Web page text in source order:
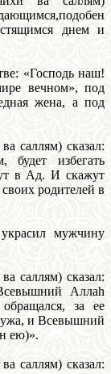
днем и
«Господь наш!
вечном», под
жена, а под
саллям) сказал:
будет избегать
в Ад. И скажут
родителей в
мужчину
саллям) сказал:
Аллаh
за ее
и Всевышний
ею)».
саллям) сказал: